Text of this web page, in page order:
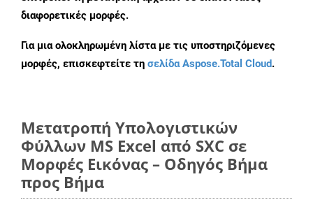
διαφορετικές μορφές.
Για μια ολοκληρωμένη λίστα με τις υποστηριζόμενες
μορφές, επισκεφτείτε τη σελίδα Aspose.Total Cloud.
Μετατροπή Υπολογιστικών
Φύλλων MS Excel από SXC σε
Μορφές Εικόνας – Οδηγός Βήμα
προς Βήμα